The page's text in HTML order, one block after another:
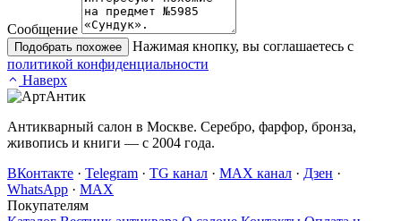
Сообщение
Подобрать похожее
Нажимая кнопку, вы соглашаетесь с
политикой конфиденциальности
Наверх
Антикварный салон в Москве. Серебро, фарфор, бронза,
живопись и книги — с 2004 года.
ВКонтакте · Telegram · TG канал · MAX канал · Дзен ·
WhatsApp · MAX
Покупателям